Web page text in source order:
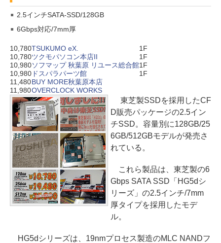
2.5インチSATA-SSD/128GB
6Gbps対応/7mm厚
10,780TSUKUMO eX.
1F
10,780ツクモパソコン本店II
1F
10,980ソフマップ 秋葉原 リユース総合館1F
10,980 ドスパラパーツ館
1F
11,480BUY MORE秋葉原本店
11,980OVERCLOCK WORKS
東芝製SSDを採用したCF
D販売パッケージの2.5イン
チSSD。容量別に128GB/25
6GB/512GBモデルが発売さ
れている。
これら製品は、東芝製の6
Gbps SATA SSD「HG5dシ
リーズ」の2.5インチ/7mm
厚タイプを採用したモデ
ル。
HG5dシリーズは、19nmプロセス製造のMLC NANDフ